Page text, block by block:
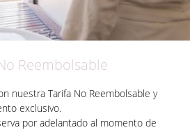
Reembolsable
nuestra Tarifa No Reembolsable y
exclusivo.
por adelantado al momento de